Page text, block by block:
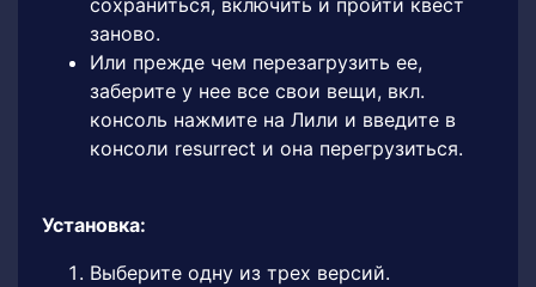
сохраниться, включить и пройти квест
заново.
Или прежде чем перезагрузить ее,
заберите у нее все свои вещи, вкл.
консоль нажмите на Лили и введите в
консоли resurrect и она перегрузиться.
Установка:
Выберите одну из трех версий.